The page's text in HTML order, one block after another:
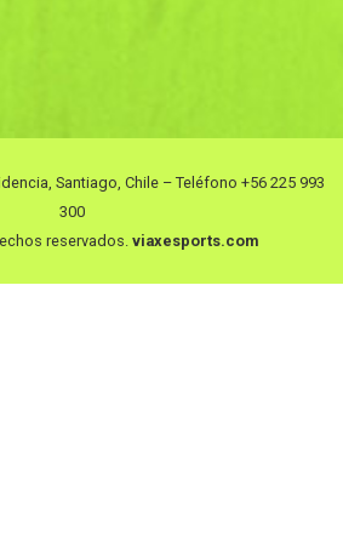
Santiago, Chile – Teléfono +56 225 993
300
reservados. viaxesports.com